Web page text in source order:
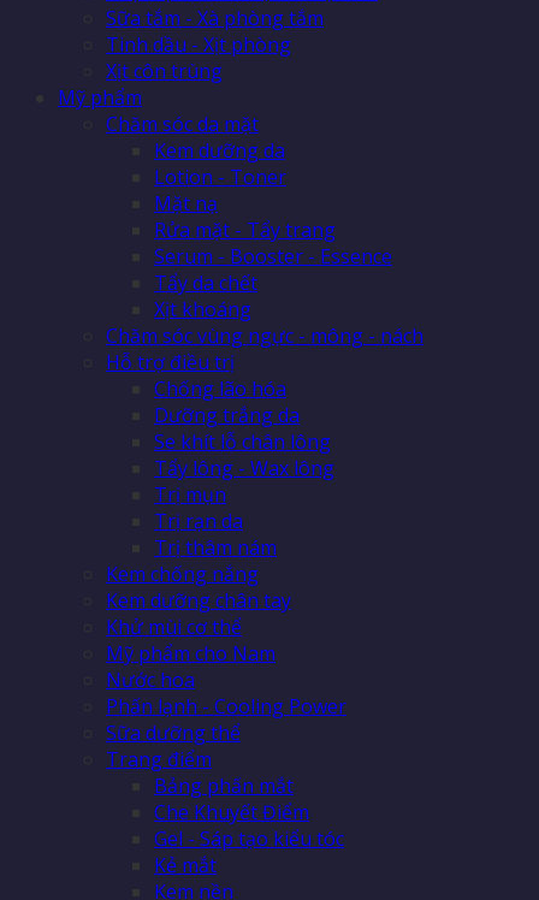
Sữa tắm - Xà phòng tắm
Tinh dầu - Xịt phòng
Xịt côn trùng
Mỹ phẩm
Chăm sóc da mặt
Kem dưỡng da
Lotion - Toner
Mặt nạ
Rửa mặt - Tẩy trang
Serum - Booster - Essence
Tẩy da chết
Xịt khoáng
Chăm sóc vùng ngực - mông - nách
Hỗ trợ điều trị
Chống lão hóa
Dưỡng trắng da
Se khít lỗ chân lông
Tẩy lông - Wax lông
Trị mụn
Trị rạn da
Trị thâm nám
Kem chống nắng
Kem dưỡng chân tay
Khử mùi cơ thể
Mỹ phẩm cho Nam
Nước hoa
Phấn lạnh - Cooling Power
Sữa dưỡng thể
Trang điểm
Bảng phấn mắt
Che Khuyết Điểm
Gel - Sáp tạo kiểu tóc
Kẻ mắt
Kem nền